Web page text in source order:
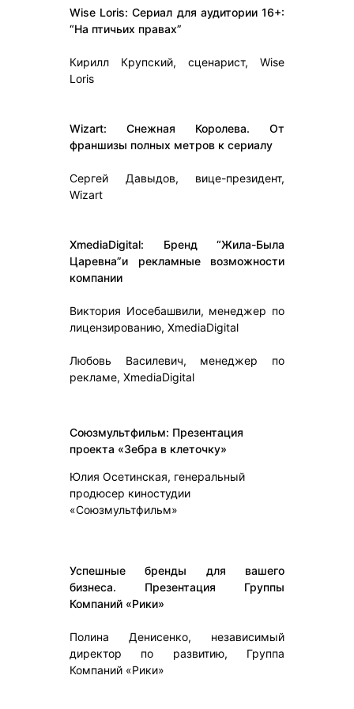
Wise Loris: Сериал для аудитории 16+:
“На птичьих правах”
Кирилл Крупский, сценарист, Wise
Loris
Wizart: Снежная Королева. От
франшизы полных метров к сериалу
Сергей Давыдов, вице-президент,
Wizart
XmediaDigital: Бренд “Жила-Была
Царевна”и рекламные возможности
компании
Виктория Иосебашвили, менеджер по
лицензированию, XmediaDigital
Любовь Василевич, менеджер по
рекламе, XmediaDigital
Союзмультфильм: Презентация
проекта «Зебра в клеточку»
Юлия Осетинская, генеральный
продюсер киностудии
«Союзмультфильм»
Успешные бренды для вашего
бизнеса. Презентация Группы
Компаний «Рики»
Полина Денисенко, независимый
директор по развитию, Группа
Компаний «Рики»